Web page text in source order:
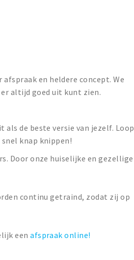
en heldere concept. We
altijd goed uit kunt zien.
als de beste versie van jezelf. Loop
knap knippen!
Door onze huiselijke en gezellige
continu getraind, zodat zij op
eenafspraak online!